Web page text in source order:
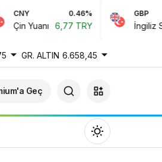
0.46%
Yuanı 6,77 TRY
GBP
İngiliz
GR. ALTIN 6.658,45
Geç